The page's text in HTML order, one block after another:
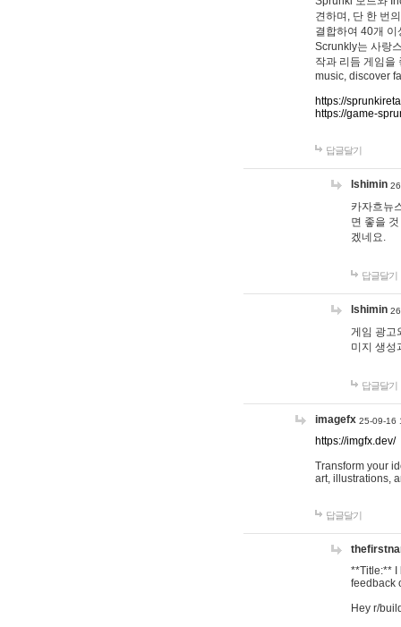
견하며, 단 한 번
결합하여 40개
Scrunkly는 사랑
작과 리듬 게임을
music, discover
https://
https://game-
답글달기
lshimin
카자흐뉴
면 좋을
겠네요.
답글달기
lshimin
게임 광고
미지 생성
답글달기
imagefx 25-09-16
https://imgfx.dev/
Transform your
art, illustrations,
답글달기
**Title:** I
feedback
Hey r/